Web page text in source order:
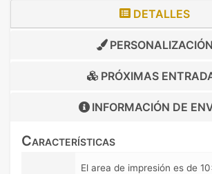
DETALLES
PERSONALIZACIÓN
PRÓXIMAS
INFORMACIÓN DE
Características
El area de impresión es de